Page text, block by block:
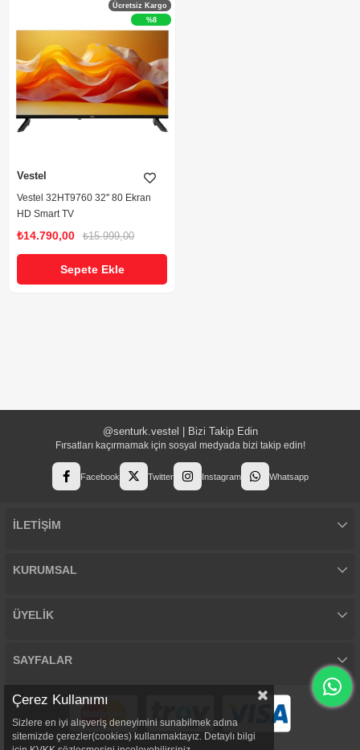
Vestel
Vestel 32HT9760 32'' 80 Ekran
HD Smart TV
₺14.790,00 ₺15.999,00
Sepete Ekle
Ücretsiz Kargo
%8
@senturk.vestel | Bizi Takip Edin
Fırsatları kaçırmamak için sosyal medyada bizi takip edin!
Facebook Twitter Instagram Whatsapp
İLETİŞİM
KURUMSAL
ÜYELİK
SAYFALAR
Çerez Kullanımı
Sizlere en iyi alışveriş deneyimini sunabilmek adına
sitemizde çerezler(cookies) kullanmaktayız. Detaylı bilgi